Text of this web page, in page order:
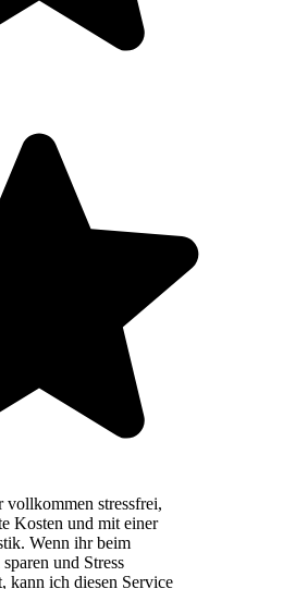
stressfrei,
Kosten und mit einer
Wenn ihr beim
und Stress
kann ich diesen Service